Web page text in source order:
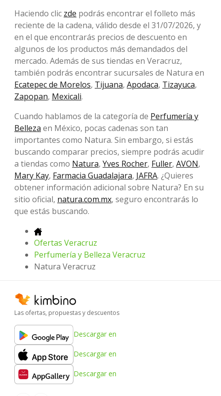
Haciendo clic zde podrás encontrar el folleto más
reciente de la cadena, válido desde el 31/07/2026, y
en el que encontrarás precios de descuento en
algunos de los productos más demandados del
mercado. Además de sus tiendas en Veracruz,
también podrás encontrar sucursales de Natura en
Ecatepec de Morelos, Tijuana, Apodaca, Tizayuca,
Zapopan, Mexicali.
Cuando hablamos de la categoría de Perfumería y
Belleza en México, pocas cadenas son tan
importantes como Natura. Sin embargo, si estás
buscando comparar precios, siempre podrás acudir
a tiendas como Natura, Yves Rocher, Fuller, AVON,
Mary Kay, Farmacia Guadalajara, JAFRA. ¿Quieres
obtener información adicional sobre Natura? En su
sitio oficial, natura.com.mx, seguro encontrarás lo
que estás buscando.
Ofertas Veracruz
Perfumería y Belleza Veracruz
Natura Veracruz
Las ofertas, propuestas y descuentos
Descargar en
Descargar en
Descargar en